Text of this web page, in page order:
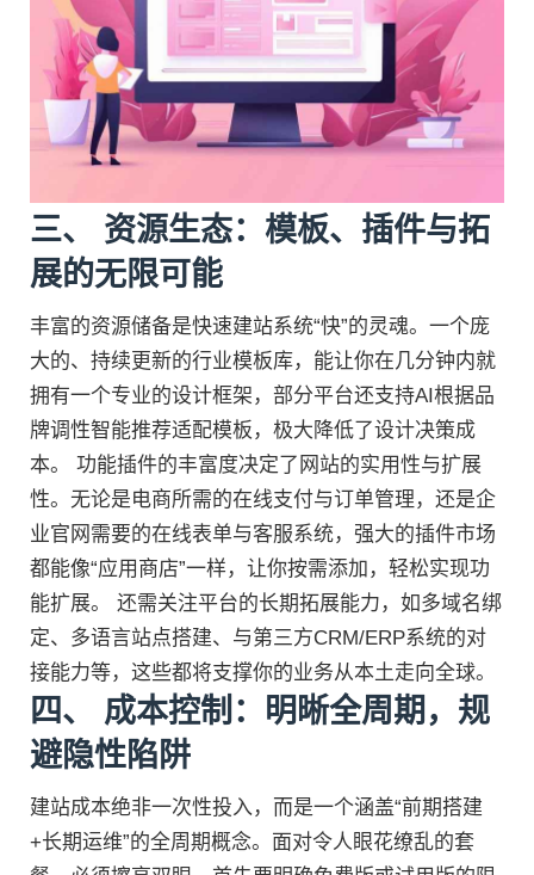
三、 资源生态：模板、插件与拓
展的无限可能
丰富的资源储备是快速建站系统“快”的灵魂。一个庞
大的、持续更新的行业模板库，能让你在几分钟内就
拥有一个专业的设计框架，部分平台还支持AI根据品
牌调性智能推荐适配模板，极大降低了设计决策成
本。 功能插件的丰富度决定了网站的实用性与扩展
性。无论是电商所需的在线支付与订单管理，还是企
业官网需要的在线表单与客服系统，强大的插件市场
都能像“应用商店”一样，让你按需添加，轻松实现功
能扩展。 还需关注平台的长期拓展能力，如多域名绑
定、多语言站点搭建、与第三方CRM/ERP系统的对
接能力等，这些都将支撑你的业务从本土走向全球。
四、 成本控制：明晰全周期，规
避隐性陷阱
建站成本绝非一次性投入，而是一个涵盖“前期搭建
+长期运维”的全周期概念。面对令人眼花缭乱的套